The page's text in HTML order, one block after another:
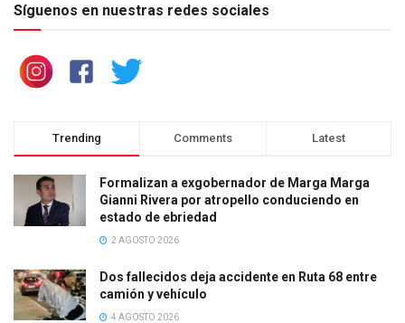
Síguenos en nuestras redes sociales
Trending Comments Latest
Formalizan a exgobernador de Marga Marga
Gianni Rivera por atropello conduciendo en
estado de ebriedad
2 AGOSTO 2026
Dos fallecidos deja accidente en Ruta 68 entre
camión y vehículo
4 AGOSTO 2026